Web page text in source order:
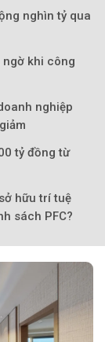
Theo Sở hữu trí
nghìn tỷ qua
ngờ khi công
nghiệp
tỷ đồng từ
hữu trí tuệ
sách PFC?